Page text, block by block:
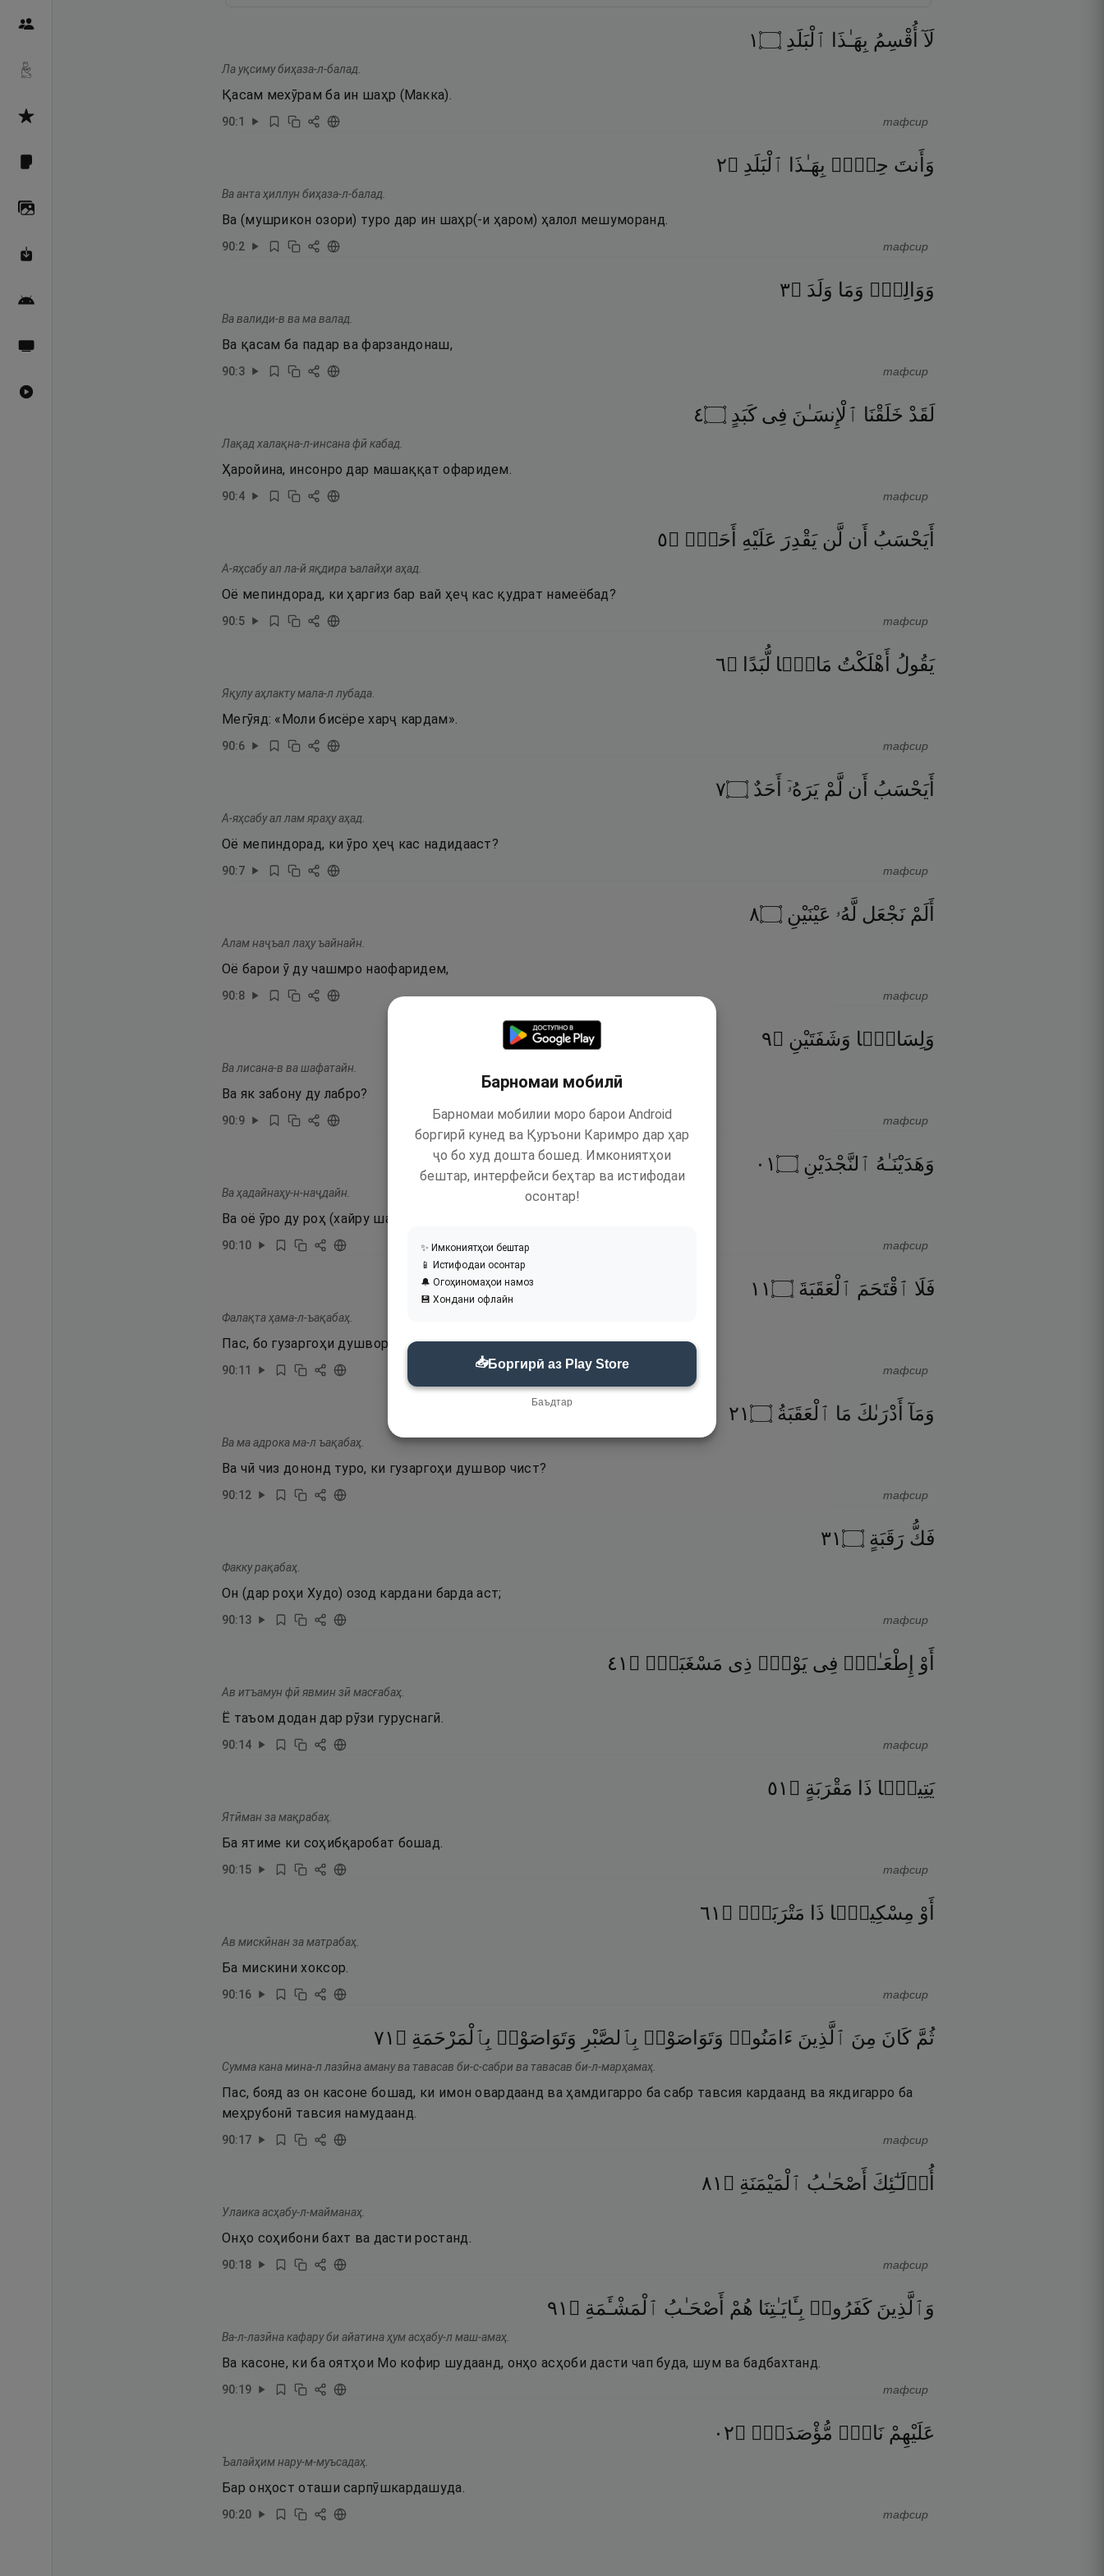
لَآ أُقْسِمُ بِهَـٰذَا ٱلْبَلَدِ ۝١
Ла уқсиму биҳаза-л-балад.
Қасам мехӯрам ба ин шаҳр (Макка).
90:1 тафсир
وَأَنتَ حِلٌّۢ بِهَـٰذَا ٱلْبَلَدِ ۝٢
Ва анта ҳиллун биҳаза-л-балад.
Ва (мушрикон озори) туро дар ин шаҳр(-и ҳаром) ҳалол мешуморанд.
90:2 тафсир
وَوَالِدٍۢ وَمَا وَلَدَ ۝٣
Ва валиди-в ва ма валад.
Ва қасам ба падар ва фарзандонаш,
90:3 тафсир
لَقَدْ خَلَقْنَا ٱلْإِنسَـٰنَ فِى كَبَدٍ ۝٤
Лақад халақна-л-инсана фӣ кабад.
Ҳаройина, инсонро дар машаққат офаридем.
90:4 тафсир
أَيَحْسَبُ أَن لَّن يَقْدِرَ عَلَيْهِ أَحَدٌۭ ۝٥
А-яҳсабу ал ла-й яқдира ъалайҳи аҳад.
Оё мепиндорад, ки ҳаргиз бар вай ҳеҷ кас қудрат намеёбад?
90:5 тафсир
يَقُولُ أَهْلَكْتُ مَالًۭا لُّبَدًا ۝٦
Яқулу аҳлакту мала-л лубада.
Мегӯяд: «Моли бисёре харҷ кардам».
90:6 тафсир
أَيَحْسَبُ أَن لَّمْ يَرَهُۥٓ أَحَدٌ ۝٧
А-яҳсабу ал лам яраҳу аҳад.
Оё мепиндорад, ки ӯро ҳеҷ кас надидааст?
90:7 тафсир
أَلَمْ نَجْعَل لَّهُۥ عَيْنَيْنِ ۝٨
Алам наҷъал лаҳу ъайнайн.
Оё барои ӯ ду чашмро наофаридем,
90:8 тафсир
وَلِسَانًۭا وَشَفَتَيْنِ ۝٩
Ва лисана-в ва шафатайн.
Ва як забону ду лабро?
90:9 тафсир
وَهَدَيْنَـٰهُ ٱلنَّجْدَيْنِ ۝١٠
Ва ҳадайнаҳу-н-наҷдайн.
Ва оё ӯро ду роҳ (хайру шар) ҳидоят накардем?
90:10 тафсир
فَلَا ٱقْتَحَمَ ٱلْعَقَبَةَ ۝١١
Фалақта ҳама-л-ъақабаҳ.
Пас, бо гузаргоҳи душвор нагузаштааст.
90:11 тафсир
وَمَآ أَدْرَىٰكَ مَا ٱلْعَقَبَةُ ۝١٢
Ва ма адрока ма-л ъақабаҳ.
Ва чӣ чиз дононд туро, ки гузаргоҳи душвор чист?
90:12 тафсир
فَكُّ رَقَبَةٍ ۝١٣
Факку рақабаҳ.
Он (дар роҳи Худо) озод кардани барда аст;
90:13 тафсир
أَوْ إِطْعَـٰمٌۭ فِى يَوْمٍۢ ذِى مَسْغَبَةٍۢ ۝ ١٤
Ав итъамун фӣ явмин зӣ масғабаҳ.
Ё таъом додан дар рӯзи гуруснагӣ.
90:14 тафсир
يَتِيمًۭا ذَا مَقْرَبَةٍ ۝ ١٥
Ятӣман за мақрабаҳ.
Ба ятиме ки соҳибқаробат бошад.
90:15 тафсир
أَوْ مِسْكِينًۭا ذَا مَتْرَبَةٍۢ ۝ ١٦
Ав мискӣнан за матрабаҳ.
Ба мискини хоксор.
90:16 тафсир
ثُمَّ كَانَ مِنَ ٱلَّذِينَ ءَامَنُوا۟ وَتَوَاصَوْا۟ بِٱلصَّبْرِ وَتَوَاصَوْا۟ بِٱلْمَرْحَمَةِ ۝ ١٧
Сумма кана мина-л лазӣна аману ва тавасав би-с-сабри ва тавасав би-л-марҳамаҳ.
Пас, бояд аз он касоне бошад, ки имон овардаанд ва ҳамдигарро ба сабр тавсия кардаанд ва якдигарро ба
меҳрубонӣ тавсия намудаанд.
90:17 тафсир
أُو۟لَـٰٓئِكَ أَصْحَـٰبُ ٱلْمَيْمَنَةِ ۝ ١٨
Улаика асҳабу-л-майманаҳ.
Онҳо соҳибони бахт ва дасти ростанд.
90:18 тафсир
وَٱلَّذِينَ كَفَرُوا۟ بِـَٔايَـٰتِنَا هُمْ أَصْحَـٰبُ ٱلْمَشْـَٔمَةِ ۝ ١٩
Ва-л-лазӣна кафару би айатина ҳум асҳабу-л маш-амаҳ.
Ва касоне, ки ба оятҳои Мо кофир шудаанд, онҳо асҳоби дасти чап буда, шум ва бадбахтанд.
90:19 тафсир
عَلَيْهِمْ نَارٌۭ مُّؤْصَدَةٌۢ ۝٢٠
Ъалайҳим нару-м-муъсадаҳ.
Бар онҳост оташи сарпӯшкардашуда.
90:20 тафсир
Барномаи мобилӣ
Барномаи мобилии моро барои Android
боргирӣ кунед ва Қуръони Каримро дар ҳар
ҷо бо худ дошта бошед. Имкониятҳои
бештар, интерфейси беҳтар ва истифодаи
осонтар!
✨ Имкониятҳои бештар
📱 Истифодаи осонтар
🔔 Огоҳиномаҳои намоз
💾 Хондани офлайн
📥Боргирӣ аз Play Store
Баъдтар